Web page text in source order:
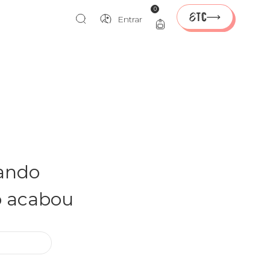
Entrar
0
acabou